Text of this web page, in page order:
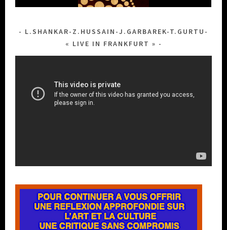
L.SHANKAR-Z.HUSSAIN-J.GARBAREK-T.GURTU-
« LIVE IN FRANKFURT »